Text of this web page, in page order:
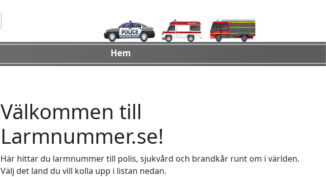
Hem
Välkommen till
Larmnummer.se!
Här hittar du larmnummer till polis, sjukvård och brandkår runt om i världen.
Välj det land du vill kolla upp i listan nedan.